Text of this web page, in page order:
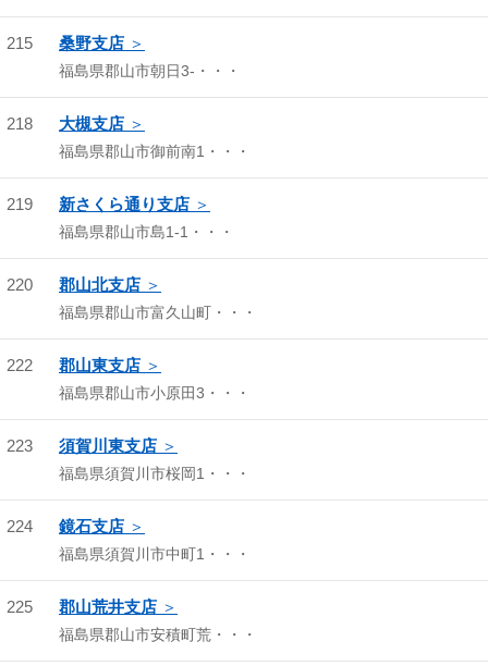
215 桑野支店
福島県郡山市朝日3-・・・
218 大槻支店
福島県郡山市御前南1・・・
219 新さくら通り支店
福島県郡山市島1-1・・・
220 郡山北支店
福島県郡山市富久山町・・・
222 郡山東支店
福島県郡山市小原田3・・・
223 須賀川東支店
福島県須賀川市桜岡1・・・
224 鏡石支店
福島県須賀川市中町1・・・
225 郡山荒井支店
福島県郡山市安積町荒・・・